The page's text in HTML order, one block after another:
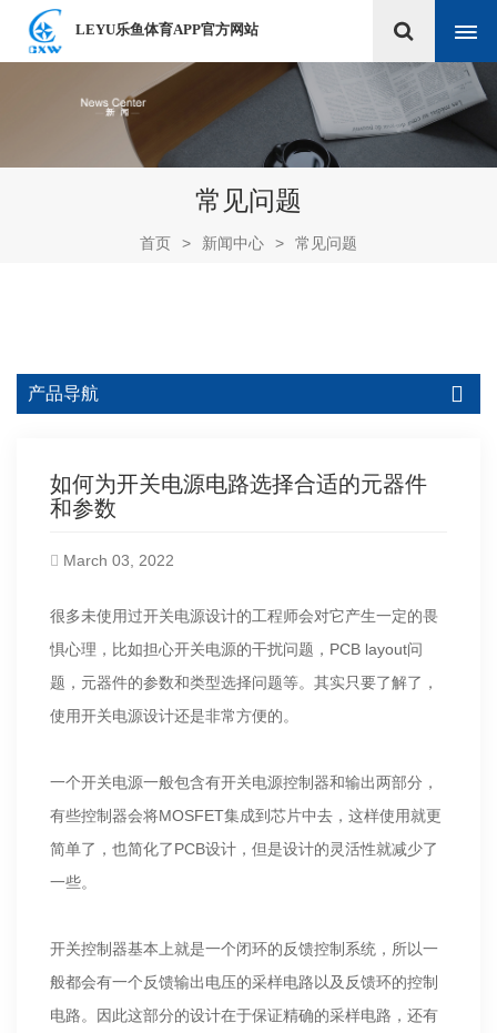
LEYU乐鱼体育APP官方网站
常见问题
首页 > 新闻中心 > 常见问题
产品导航
如何为开关电源电路选择合适的元器件
和参数
March 03, 2022
很多未使用过开关电源设计的工程师会对它产生一定的畏
惧心理，比如担心开关电源的干扰问题，PCB layout问
题，元器件的参数和类型选择问题等。其实只要了解了，
使用开关电源设计还是非常方便的。
一个开关电源一般包含有开关电源控制器和输出两部分，
有些控制器会将MOSFET集成到芯片中去，这样使用就更
简单了，也简化了PCB设计，但是设计的灵活性就减少了
一些。
开关控制器基本上就是一个闭环的反馈控制系统，所以一
般都会有一个反馈输出电压的采样电路以及反馈环的控制
电路。因此这部分的设计在于保证精确的采样电路，还有